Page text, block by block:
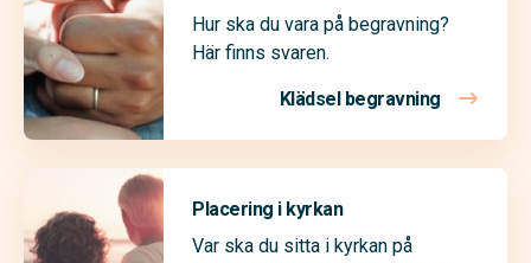
Hur ska du vara på begravning?
Här finns svaren.
Klädsel begravning
Placering i kyrkan
Var ska du sitta i kyrkan på